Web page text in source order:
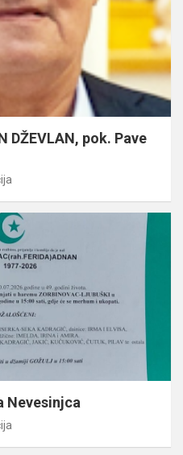
DŽEVLAN, pok. Pave
Nevesinjca